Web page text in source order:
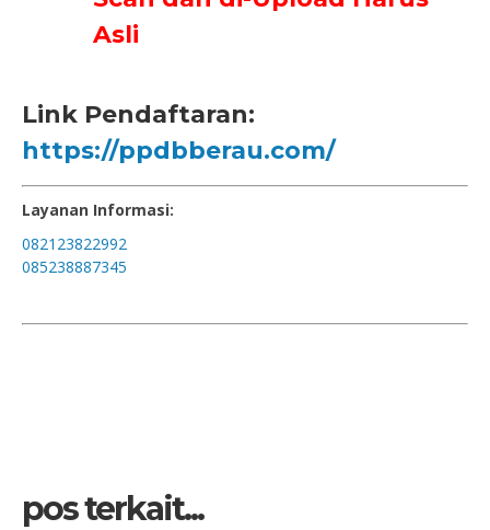
Asli
Link Pendaftaran:
https://ppdbberau.com/
Layanan Informasi:
082123822992
085238887345
pos terkait...